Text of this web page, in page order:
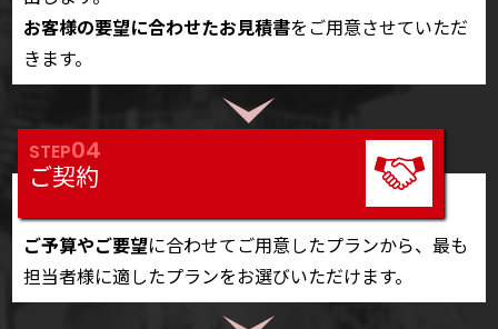
お客様の要望に合わせたお見積書をご用意させていただ
きます。
STEP04
ご契約
ご予算やご要望に合わせてご用意したプランから、最も
担当者様に適したプランをお選びいただけます。